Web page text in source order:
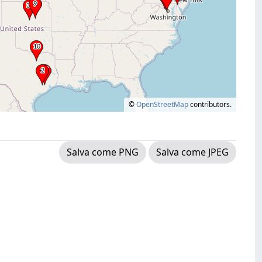
©OpenStreetMapcontributors.
Salva come PNG Salva come JPEG